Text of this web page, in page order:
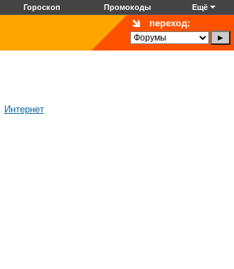
Гороскоп Промокоды Ещё
переход:
Интернет